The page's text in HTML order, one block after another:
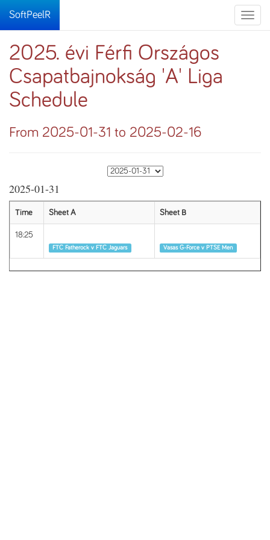
Toggle
SoftPeelR
2025. évi Férfi Országos
Csapatbajnokság 'A' Liga
Schedule
From 2025-01-31 to 2025-02-16
2025-01-31
Time Sheet A Sheet B
18:25
FTC Fatherock v FTC Jaguars
Vasas G-Force v PTSE Men